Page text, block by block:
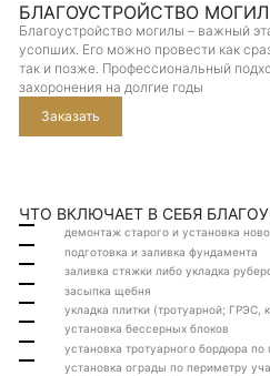
БЛАГОУСТРОЙСТВО МОГИЛ
Благоустройство могилы – важный
усопших. Его можно провести как
так и позже. Профессиональный
захоронения на долгие годы
Заказать
ЧТО ВКЛЮЧАЕТ В СЕБЯ
демонтаж старого и установка
подготовка и заливка фундамента
заливка стяжки либо укладка
засыпка щебня
укладка плитки (тротуарной; ГРЭС,
установка бессерных блоков
установка тротуарного бордюра по
установка ограды по периметру